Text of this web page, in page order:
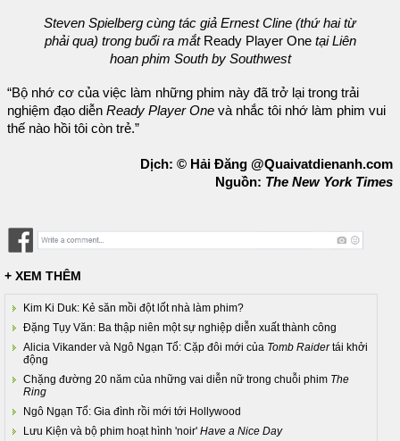
Steven Spielberg cùng tác giả Ernest Cline (thứ hai từ
phải qua) trong buổi ra mắtReady Player One tại Liên
hoan phim South by Southwest
“Bộ nhớ cơ của việc làm những phim này đã trở lại trong trải
nghiệm đạo diễn Ready Player One và nhắc tôi nhớ làm phim vui
thế nào hồi tôi còn trẻ.”
Dịch: © Hải Đăng @Quaivatdienanh.com
Nguồn: The New York Times
+ XEM THÊM
Kim Ki Duk: Kẻ săn mồi đột lốt nhà làm phim?
Đặng Tụy Văn: Ba thập niên một sự nghiệp diễn xuất thành công
Alicia Vikander và Ngô Ngạn Tổ: Cặp đôi mới của Tomb Raidertái khởi
động
Chặng đường 20 năm của những vai diễn nữ trong chuỗi phim The
Ring
Ngô Ngạn Tổ: Gia đình rồi mới tới Hollywood
Lưu Kiện và bộ phim hoạt hình 'noir' Have a Nice Day